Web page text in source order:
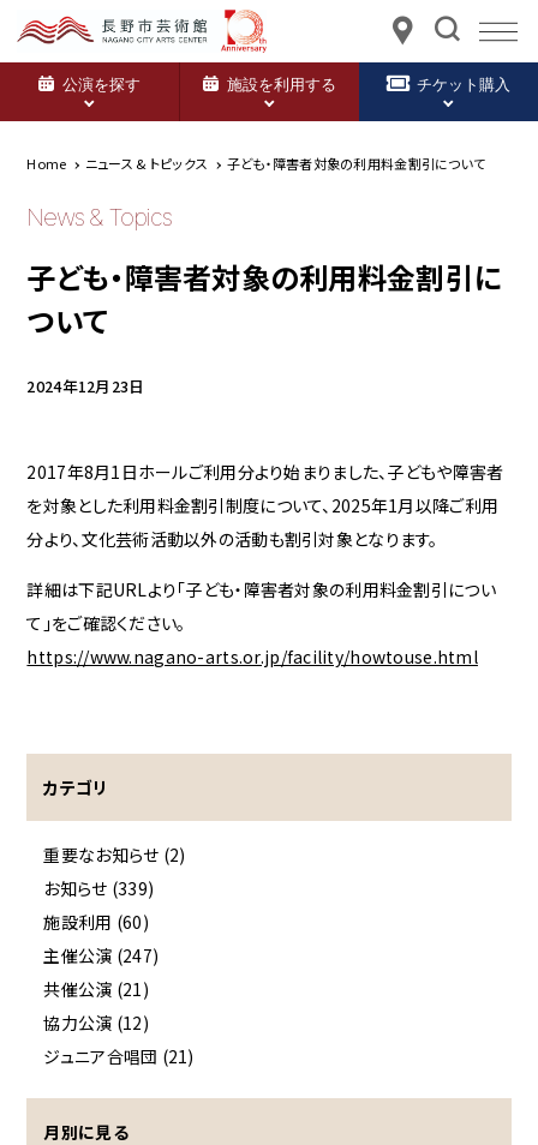
公演を探す 施設を利用する チケット購入
Home ニュース & トピックス 子ども・障害者対象の利用料金割引について
News & Topics
子ども・障害者対象の利用料金割引に
ついて
2024年12月23日
2017年8月1日ホールご利用分より始まりました、子どもや障害者
を対象とした利用料金割引制度について、2025年1月以降ご利用
分より、文化芸術活動以外の活動も割引対象となります。
詳細は下記URLより「子ども・障害者対象の利用料金割引につい
て」をご確認ください。
https://www.nagano-arts.or.jp/facility/howtouse.html
カテゴリ
重要なお知らせ (2)
お知らせ (339)
施設利用 (60)
主催公演 (247)
共催公演 (21)
協力公演 (12)
ジュニア合唱団 (21)
月別に見る